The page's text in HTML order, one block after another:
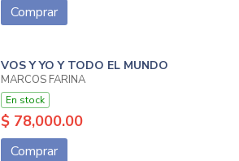
Comprar
VOS Y YO Y TODO EL MUNDO
MARCOS FARINA
En stock
$ 78,000.00
Comprar